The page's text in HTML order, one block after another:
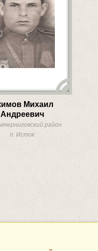
Михаил
Андреевич
район
п. Исток